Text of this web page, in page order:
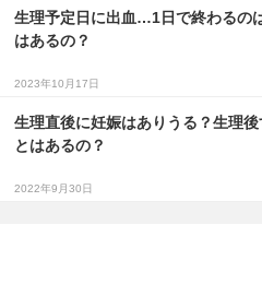
生理予定日に出血…1日で終わるの
はあるの？
2023年10月17日
生理直後に妊娠はありうる？生理
とはあるの？
2022年9月30日